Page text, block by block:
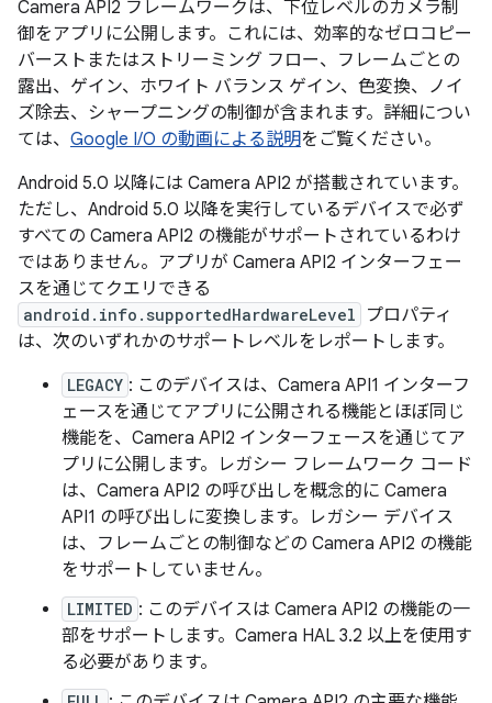
Camera API2 フレームワークは、下位レベルのカメラ制
御をアプリに公開します。これには、効率的なゼロコピー
バーストまたはストリーミング フロー、フレームごとの
露出、ゲイン、ホワイト バランス ゲイン、色変換、ノイ
ズ除去、シャープニングの制御が含まれます。詳細につい
ては、 Google I/O の動画による説明をご覧ください。
Android 5.0 以降には Camera API2 が搭載されています。
ただし、Android 5.0 以降を実行しているデバイスで必ず
すべての Camera API2 の機能がサポートされているわけ
ではありません。アプリが Camera API2 インターフェー
スを通じてクエリできる
android.info.supportedHardwareLevel
プロパティ
は、次のいずれかのサポートレベルをレポートします。
LEGACY : このデバイスは、Camera API1 インターフ
ェースを通じてアプリに公開される機能とほぼ同じ
機能を、Camera API2 インターフェースを通じてア
プリに公開します。レガシー フレームワーク コード
は、Camera API2 の呼び出しを概念的に Camera
API1 の呼び出しに変換します。レガシー デバイス
は、フレームごとの制御などの Camera API2 の機能
をサポートしていません。
LIMITED : このデバイスは Camera API2 の機能の一
部をサポートします。Camera HAL 3.2 以上を使用す
る必要があります。